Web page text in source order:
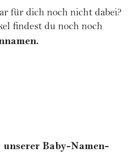
für dich noch nicht dabei?
findest du noch noch
.
Baby-Namen-